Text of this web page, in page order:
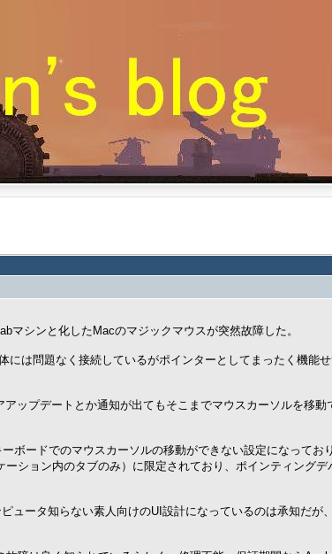
マシンと化したMacのマジックマウスが突然故障した。
には問題なく接続しているがポインターとしてまったく機能
ップデートとか通知が出てもそこまでマウスカーソルを移
ボードでのマウスカーソルの移動ができない設定になってお
ーション内のタブのみ）に限定されており、ポインティング
ュータ知らない素人向けのUI設計になっているのは承知だが